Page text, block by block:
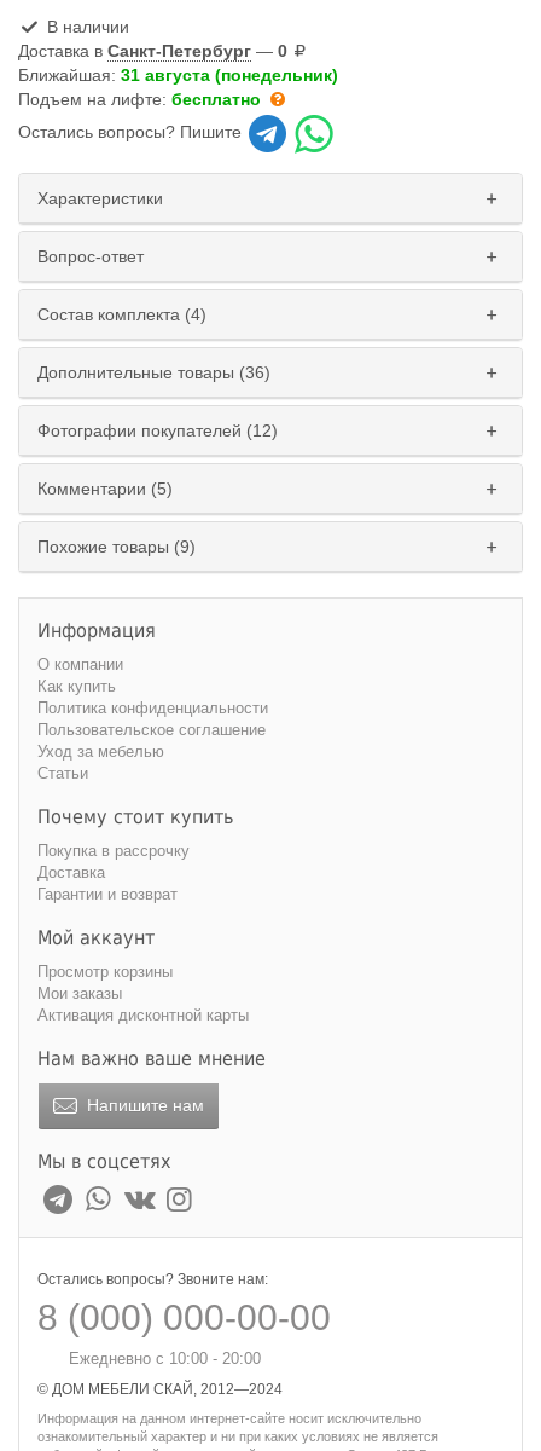
В наличии
Доставка в Санкт-Петербург — 0
Ближайшая: 31 августа (понедельник)
Подъем на лифте: бесплатно
Остались вопросы? Пишите
Характеристики
Вопрос-ответ
Состав комплекта (4)
Дополнительные товары (36)
Фотографии покупателей (12)
Комментарии (5)
Похожие товары (9)
Информация
О компании
Как купить
Политика конфиденциальности
Пользовательское соглашение
Уход за мебелью
Статьи
Почему стоит купить
Покупка в рассрочку
Доставка
Гарантии и возврат
Мой аккаунт
Просмотр корзины
Мои заказы
Активация дисконтной карты
Нам важно ваше мнение
Напишите нам
Мы в соцсетях
Остались вопросы? Звоните нам:
8 (000) 000-00-00
Ежедневно с 10:00 - 20:00
© ДОМ МЕБЕЛИ СКАЙ, 2012—2024
Информация на данном интернет-сайте носит исключительно
ознакомительный характер и ни при каких условиях не является